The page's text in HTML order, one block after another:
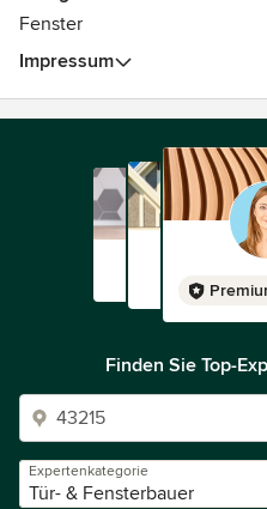
Unser eigenes Montageteam
Fenster
Impressum
Finden Sie Top-
Expertenkategorie
Tür- & Fensterbauer